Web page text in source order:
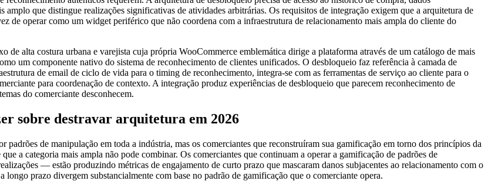
que distingue realizações significativas de atividades arbitrárias. Os requisitos de integração exigem que a arquitetura de
de operar como um widget periférico que não coordena com a infraestrutura de relacionamento mais ampla do cliente do
alta costura urbana e varejista cuja própria WooCommerce emblemática dirige a plataforma através de um catálogo de mais
um componente nativo do sistema de reconhecimento de clientes unificados. O desbloqueio faz referência à camada de
de email de ciclo de vida para o timing de reconhecimento, integra-se com as ferramentas de serviço ao cliente para o
para coordenação de contexto. A integração produz experiências de desbloqueio que parecem reconhecimento de
do comerciante desconhecem.
sobre destravar arquitetura em 2026
de manipulação em toda a indústria, mas os comerciantes que reconstruíram sua gamificação em torno dos princípios da
a categoria mais ampla não pode combinar. Os comerciantes que continuam a operar a gamificação de padrões de
— estão produzindo métricas de engajamento de curto prazo que mascaram danos subjacentes ao relacionamento com o
prazo divergem substancialmente com base no padrão de gamificação que o comerciante opera.